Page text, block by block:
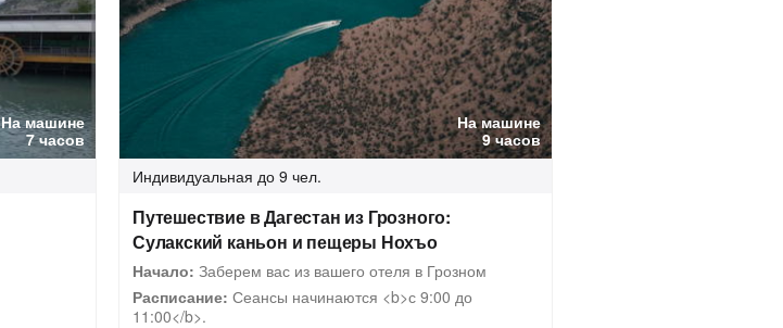
На машине
7 часов
На машине
9 часов
Индивидуальная до 9 чел.
Путешествие в Дагестан из Грозного:
Сулакский каньон и пещеры Нохъо
Начало: Заберем вас из вашего отеля в Грозном
Расписание: Сеансы начинаются <b>с 9:00 до
11:00</b>.